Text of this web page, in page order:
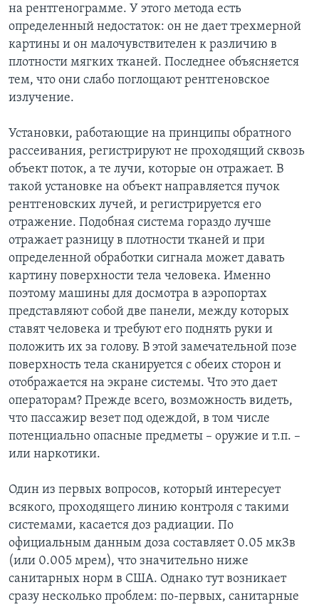
на рентгенограмме. У этого метода есть
определенный недостаток: он не дает трехмерной
картины и он малочувствителен к различию в
плотности мягких тканей. Последнее объясняется
тем, что они слабо поглощают рентгеновское
излучение.
Установки, работающие на принципы обратного
рассеивания, регистрируют не проходящий сквозь
объект поток, а те лучи, которые он отражает. В
такой установке на объект направляется пучок
рентгеновских лучей, и регистрируется его
отражение. Подобная система гораздо лучше
отражает разницу в плотности тканей и при
определенной обработки сигнала может давать
картину поверхности тела человека. Именно
поэтому машины для досмотра в аэропортах
представляют собой две панели, между которых
ставят человека и требуют его поднять руки и
положить их за голову. В этой замечательной позе
поверхность тела сканируется с обеих сторон и
отображается на экране системы. Что это дает
операторам? Прежде всего, возможность видеть,
что пассажир везет под одеждой, в том числе
потенциально опасные предметы – оружие и т.п. –
или наркотики.
Один из первых вопросов, который интересует
всякого, проходящего линию контроля с такими
системами, касается доз радиации. По
официальным данным доза составляет 0.05 мкЗв
(или 0.005 мрем), что значительно ниже
санитарных норм в США. Однако тут возникает
сразу несколько проблем: по-первых, санитарные